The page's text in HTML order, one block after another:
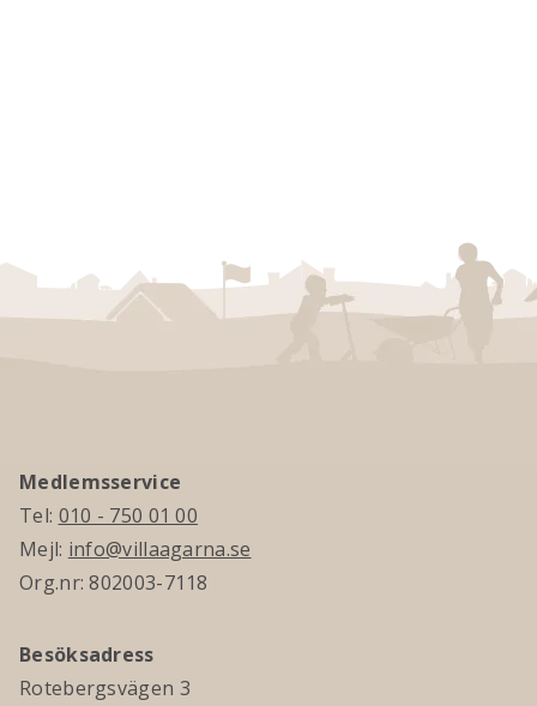
Medlemsservice
Tel: 010 - 750 01 00
Mejl: info@villaagarna.se
Org.nr: 802003-7118
Besöksadress
Rotebergsvägen 3